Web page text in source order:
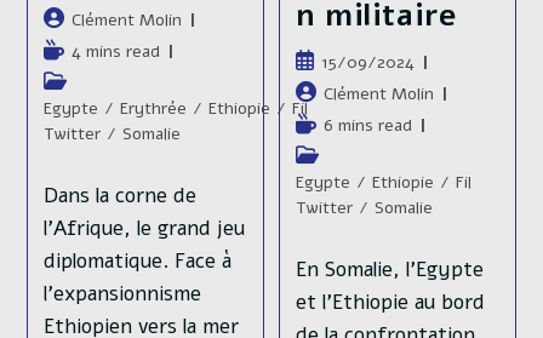
publiée :
Auteur/autrice
de
la
publication :
Clément Molin
Temps
de
lecture :
4 mins read
Post
category:
Egypte / Erythrée / Ethiopie / Fil
Twitter / Somalie
Dans la corne de
l'Afrique, le grand jeu
diplomatique. Face à
l'expansionnisme
Ethiopien vers la mer
n militaire
Publication
publiée :
15/09/2024
Auteur/autrice
de
la
publication :
Clément Molin
Temps
de
lecture :
6 mins read
Post
category:
Egypte / Ethiopie / Fil
Twitter / Somalie
En Somalie, l'Egypte
et l'Ethiopie au bord